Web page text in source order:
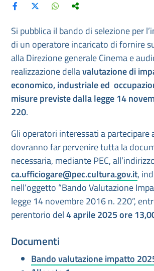
Si pubblica il bando di selezione per
di un operatore incaricato di fornire
alla Direzione generale Cinema e
realizzazione dellavalutazione di
economico, industriale ed
misure previste dalla legge 14
220.
Gli operatori interessati a partecipare
dovranno far pervenire tutta la
necessaria, mediante PEC,
ca.ufficiogare@pec.cultura.gov.it,
nell’oggetto “Bando Valutazione
legge 14 novembre 2016 n. 220”,
perentorio del4 aprile 2025 ore
Documenti
Bando valutazione impatto